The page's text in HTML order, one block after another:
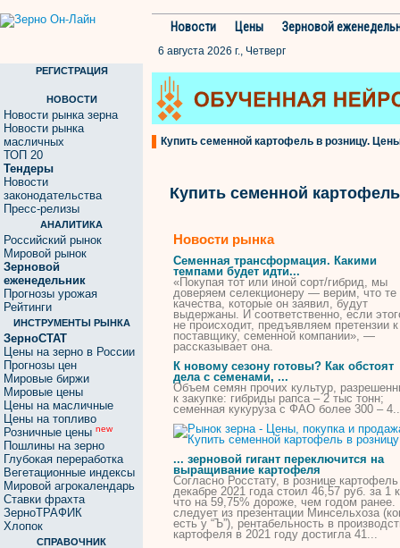
Новости Цены Зерновой
6 августа 2026 г., Четверг
РЕГИСТРАЦИЯ
НОВОСТИ
Новости рынка зерна
Новости рынка
масличных
ТОП 20
Тендеры
Новости
законодательства
Пресс-релизы
АНАЛИТИКА
Российский рынок
Мировой рынок
Зерновой
еженедельник
Прогнозы урожая
Рейтинги
ИНСТРУМЕНТЫ РЫНКА
ЗерноСТАТ
Цены на зерно в России
Прогнозы цен
Мировые биржи
Мировые цены
Цены на масличные
Цены на топливо
Розничные цены new
Пошлины на зерно
Глубокая переработка
Вегетационные индексы
Мировой агрокалендарь
Ставки фрахта
ЗерноТРАФИК
Хлопок
СПРАВОЧНИК
Купить семенной картофель в розницу.
Купить семенной
Новости рынка
Семенная трансформация. Какими
темпами будет идти...
«Покупая тот или иной сорт/гибрид, мы
доверяем селекционеру — верим, что те
качества, которые он заявил, будут
выдержаны. И соответственно, если
не происходит, предъявляем претензии к
поставщику, семенной компании», —
рассказывает она.
К новому сезону готовы? Как обстоят
дела с семенами, ...
Объем семян прочих культур,
к закупке: гибриды рапса – 2 тыс тонн;
семенная кукуруза с ФАО более 300 –
... зерновой гигант переключится на
выращивание картофеля
Согласно Росстату, в рознице картофель
декабре 2021 года стоил 46,57 руб. за 1
что на 59,75% дороже, чем годом ранее.
следует из презентации Минсельхоза
есть у “Ъ”), рентабельность в
картофеля в 2021 году достигла 41...